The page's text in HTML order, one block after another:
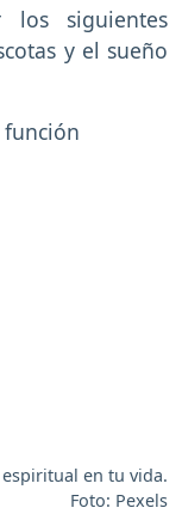
siguientes
y el sueño
en tu vida.
Foto: Pexels